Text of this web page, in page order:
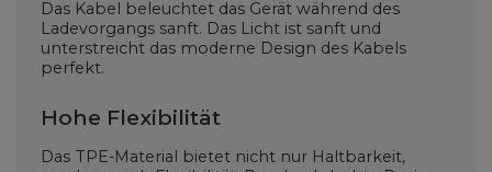
Das Kabel beleuchtet das Gerät während des
Ladevorgangs sanft. Das Licht ist sanft und
unterstreicht das moderne Design des Kabels
perfekt.
Hohe Flexibilität
Das TPE-Material bietet nicht nur Haltbarkeit,